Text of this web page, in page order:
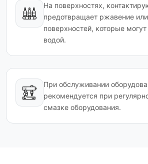
На поверхностях,
предотвращает ржавение
поверхностей, которые могут
водой.
При обслуживании
рекомендуется при
смазке оборудования.